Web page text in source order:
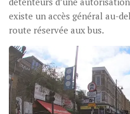
existe un accès général au-
route réservée aux bus.